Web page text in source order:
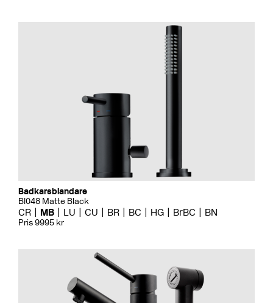
Badkarsblandare
BI048 Matte Black
CR MB LU CU BR BC HG BrBC BN
Pris 9995 kr